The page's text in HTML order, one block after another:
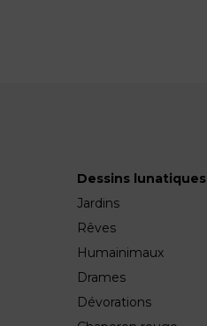
Dessins lunatiques
Jardins
Rêves
Humainimaux
Drames
Dévorations